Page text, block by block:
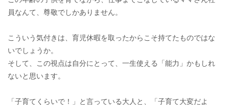
員なんて、尊敬でしかありません。
こういう気付きは、育児休暇を取ったからこそ持てたものではな
いでしょうか。
そして、この視点は自分にとって、一生使える「能力」かもしれ
ないと思います。
「子育てくらいで！」と言っている大人と、「子育て大変だよ